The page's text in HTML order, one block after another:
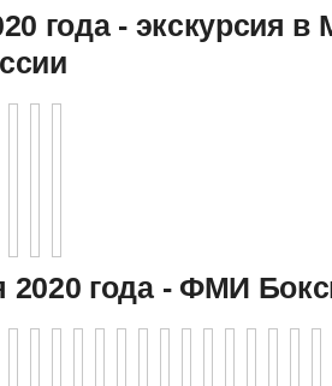
года - экскурсия в
года - ФМИ